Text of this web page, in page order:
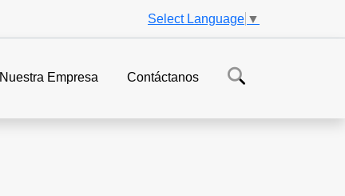
Select Language ▼
Nuestra Empresa Contáctanos